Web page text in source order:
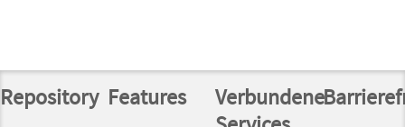
Repository Features
Verbundene